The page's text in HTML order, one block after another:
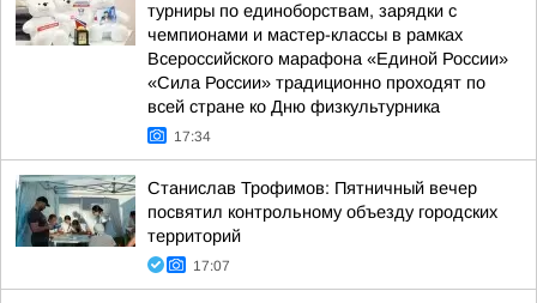
турниры по единоборствам, зарядки с
чемпионами и мастер-классы в рамках
Всероссийского марафона «Единой России»
«Сила России» традиционно проходят по
всей стране ко Дню физкультурника
17:34
Станислав Трофимов: Пятничный вечер
посвятил контрольному объезду городских
территорий
17:07